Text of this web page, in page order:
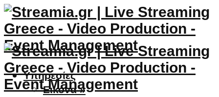
Υπηρεσίες
Εικόνα »